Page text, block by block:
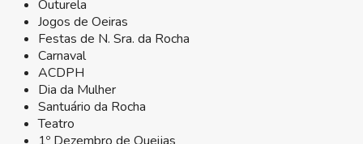
Outurela
Jogos de Oeiras
Festas de N. Sra. da Rocha
Carnaval
ACDPH
Dia da Mulher
Santuário da Rocha
Teatro